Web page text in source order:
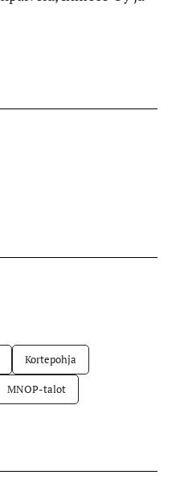
Kortepohja
MNOP-talot